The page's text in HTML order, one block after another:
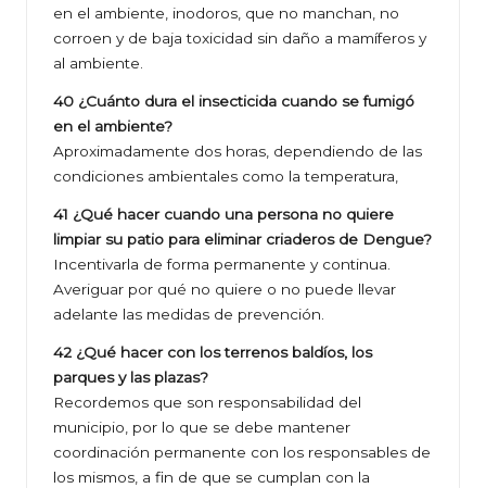
en el ambiente, inodoros, que no manchan, no
corroen y de baja toxicidad sin daño a mamíferos y
al ambiente.
40 ¿Cuánto dura el insecticida cuando se fumigó
en el ambiente?
Aproximadamente dos horas, dependiendo de las
condiciones ambientales como la temperatura,
41 ¿Qué hacer cuando una persona no quiere
limpiar su patio para eliminar criaderos de Dengue?
Incentivarla de forma permanente y continua.
Averiguar por qué no quiere o no puede llevar
adelante las medidas de prevención.
42 ¿Qué hacer con los terrenos baldíos, los
parques y las plazas?
Recordemos que son responsabilidad del
municipio, por lo que se debe mantener
coordinación permanente con los responsables de
los mismos, a fin de que se cumplan con la